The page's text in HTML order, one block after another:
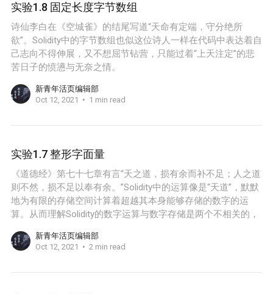
实验1.8 固定长度字节数组
诗仙李白在《空城雀》的结尾写道“天命有定端，守分绝所
欲”。Solidity中的字节数组也似这位诗人一样在代码中表达着自
己志向不得伸展，又不想屈节钻营，只能过着“上天注定”的悲
苦日子的愤懑与无奈之情。
新青年活页编辑部
Oct 12, 2021
1 min read
实验1.7 整形字面量
《道德经》第七十七章有言“天之道，损有余而补不足；人之道
则不然，损不足以奉有余。”Solidity中的运算像是“天道”，默默
地为有限的存储空间计算着超越其本身能够存储的数字的运
算。从而理解Solidity的数字运算与数字存储是两个不相关的，
新青年活页编辑部
Oct 12, 2021
2 min read